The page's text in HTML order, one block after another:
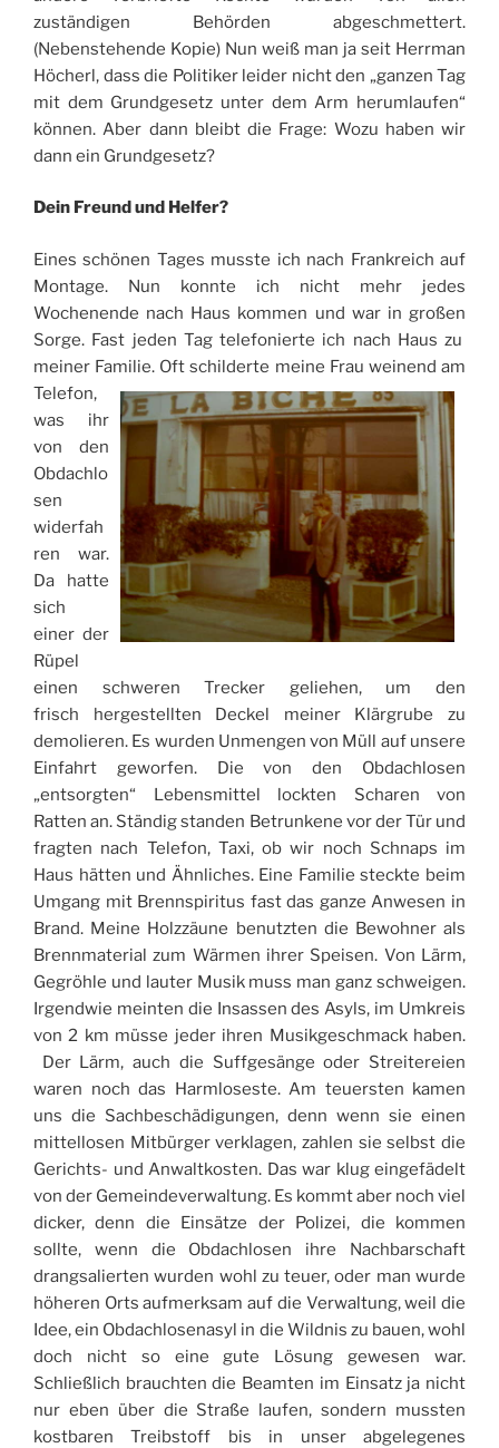
zuständigen Behörden abgeschmettert.
(Nebenstehende Kopie) Nun weiß man ja seit Herrman
Höcherl, dass die Politiker leider nicht den „ganzen Tag
mit dem Grundgesetz unter dem Arm herumlaufen“
können. Aber dann bleibt die Frage: Wozu haben wir
dann ein Grundgesetz?
Dein Freund und Helfer?
Eines schönen Tages musste ich nach Frankreich auf
Montage. Nun konnte ich nicht mehr jedes
Wochenende nach Haus kommen und war in großen
Sorge. Fast jeden Tag telefonierte ich nach Haus zu
meiner Familie. Oft schilderte meine Frau weinend am
Telefon,
was ihr
von den
Obdachlo
sen
widerfah
ren war.
Da hatte
sich
einer der
Rüpel
einen schweren Trecker geliehen, um den
frisch hergestellten Deckel meiner Klärgrube zu
demolieren. Es wurden Unmengen von Müll auf unsere
Einfahrt geworfen. Die von den Obdachlosen
„entsorgten“ Lebensmittel lockten Scharen von
Ratten an. Ständig standen Betrunkene vor der Tür und
fragten nach Telefon, Taxi, ob wir noch Schnaps im
Haus hätten und Ähnliches. Eine Familie steckte beim
Umgang mit Brennspiritus fast das ganze Anwesen in
Brand. Meine Holzzäune benutzten die Bewohner als
Brennmaterial zum Wärmen ihrer Speisen. Von Lärm,
Gegröhle und lauter Musik muss man ganz schweigen.
Irgendwie meinten die Insassen des Asyls, im Umkreis
von 2 km müsse jeder ihren Musikgeschmack haben.
Der Lärm, auch die Suffgesänge oder Streitereien
waren noch das Harmloseste. Am teuersten kamen
uns die Sachbeschädigungen, denn wenn sie einen
mittellosen Mitbürger verklagen, zahlen sie selbst die
Gerichts- und Anwaltkosten. Das war klug eingefädelt
von der Gemeindeverwaltung. Es kommt aber noch viel
dicker, denn die Einsätze der Polizei, die kommen
sollte, wenn die Obdachlosen ihre Nachbarschaft
drangsalierten wurden wohl zu teuer, oder man wurde
höheren Orts aufmerksam auf die Verwaltung, weil die
Idee, ein Obdachlosenasyl in die Wildnis zu bauen, wohl
doch nicht so eine gute Lösung gewesen war.
Schließlich brauchten die Beamten im Einsatz ja nicht
nur eben über die Straße laufen, sondern mussten
kostbaren Treibstoff bis in unser abgelegenes